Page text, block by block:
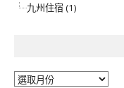
九州住宿 (1)
彙